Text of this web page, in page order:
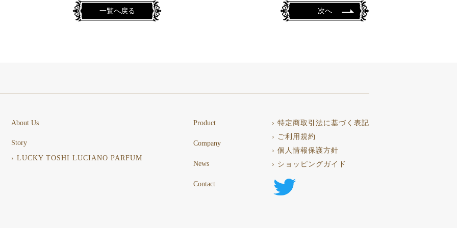
一覧へ戻る 次へ
About Us
Story
› LUCKY TOSHI LUCIANO PARFUM
Product
Company
News
Contact
› 特定商取引法に基づく表記
› ご利用規約
› 個人情報保護方針
› ショッピングガイド